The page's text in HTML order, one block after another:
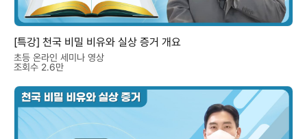
[특강] 천국 비밀 비유와 실상 증거 개요
초등 온라인 세미나 영상
조회수 2.6만